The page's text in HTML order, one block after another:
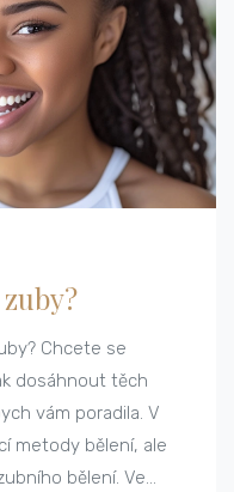
Chcete se
dosáhnout těch
vám poradila. V
metody bělení, ale
bělení. Ve